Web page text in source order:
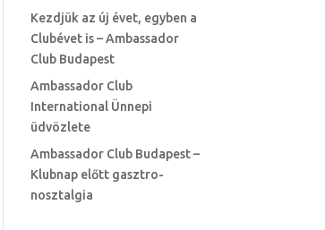
Kezdjük az új évet, egyben a
Clubévet is – Ambassador
Club Budapest
Ambassador Club
International Ünnepi
üdvözlete
Ambassador Club Budapest –
Klubnap előtt gasztro-
nosztalgia